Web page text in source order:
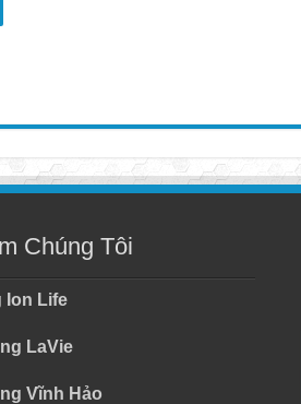
Chúng Tôi
Ion Life
LaVie
Vĩnh Hảo